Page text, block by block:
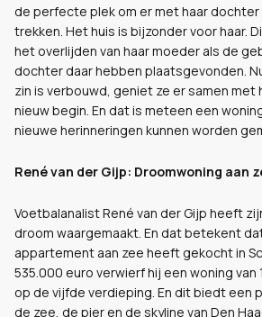
de perfecte plek om er met haar dochter
trekken. Het huis is bijzonder voor haar.
het overlijden van haar moeder als de
dochter daar hebben plaatsgevonden.
zin is verbouwd, geniet ze er samen met
nieuw begin. En dat is meteen een
nieuwe herinneringen kunnen worden
René van der Gijp: Droomwoning aan
Voetbalanalist René van der Gijp heeft
droom waargemaakt. En dat betekent
appartement aan zee heeft gekocht in
535.000 euro verwierf hij een woning van
op de vijfde verdieping. En dit biedt een
de zee, de pier en de skyline van Den